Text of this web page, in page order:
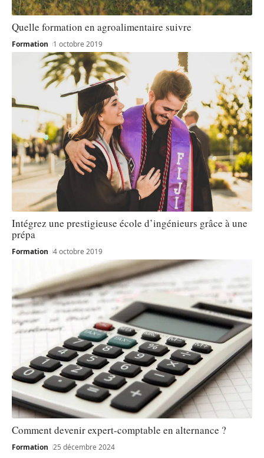
Quelle formation en agroalimentaire suivre
Formation 1 octobre 2019
Intégrez une prestigieuse école d’ingénieurs grâce à une
prépa
Formation 4 octobre 2019
Comment devenir expert-comptable en alternance ?
Formation 25 décembre 2024